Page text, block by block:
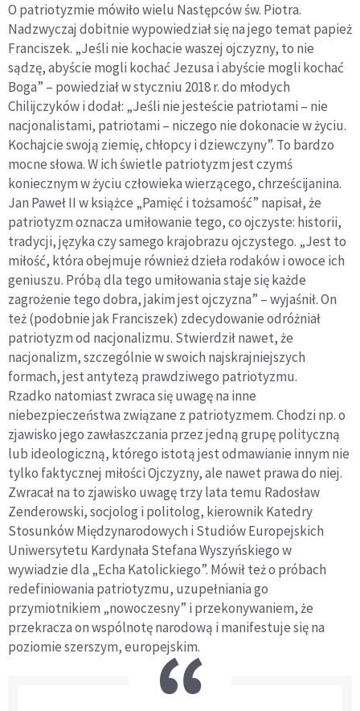
O patriotyzmie mówiło wielu Następców św. Piotra.
Nadzwyczaj dobitnie wypowiedział się na jego temat papież
Franciszek. „Jeśli nie kochacie waszej ojczyzny, to nie
sądzę, abyście mogli kochać Jezusa i abyście mogli kochać
Boga” – powiedział w styczniu 2018 r. do młodych
Chilijczyków i dodał: „Jeśli nie jesteście patriotami – nie
nacjonalistami, patriotami – niczego nie dokonacie w życiu.
Kochajcie swoją ziemię, chłopcy i dziewczyny”. To bardzo
mocne słowa. W ich świetle patriotyzm jest czymś
koniecznym w życiu człowieka wierzącego, chrześcijanina.
Jan Paweł II w książce „Pamięć i tożsamość” napisał, że
patriotyzm oznacza umiłowanie tego, co ojczyste: historii,
tradycji, języka czy samego krajobrazu ojczystego. „Jest to
miłość, która obejmuje również dzieła rodaków i owoce ich
geniuszu. Próbą dla tego umiłowania staje się każde
zagrożenie tego dobra, jakim jest ojczyzna” – wyjaśnił. On
też (podobnie jak Franciszek) zdecydowanie odróżniał
patriotyzm od nacjonalizmu. Stwierdził nawet, że
nacjonalizm, szczególnie w swoich najskrajniejszych
formach, jest antytezą prawdziwego patriotyzmu.
Rzadko natomiast zwraca się uwagę na inne
niebezpieczeństwa związane z patriotyzmem. Chodzi np. o
zjawisko jego zawłaszczania przez jedną grupę polityczną
lub ideologiczną, którego istotą jest odmawianie innym nie
tylko faktycznej miłości Ojczyzny, ale nawet prawa do niej.
Zwracał na to zjawisko uwagę trzy lata temu Radosław
Zenderowski, socjolog i politolog, kierownik Katedry
Stosunków Międzynarodowych i Studiów Europejskich
Uniwersytetu Kardynała Stefana Wyszyńskiego w
wywiadzie dla „Echa Katolickiego”. Mówił też o próbach
redefiniowania patriotyzmu, uzupełniania go
przymiotnikiem „nowoczesny” i przekonywaniem, że
przekracza on wspólnotę narodową i manifestuje się na
poziomie szerszym, europejskim.